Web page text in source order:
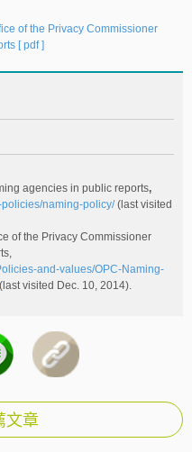
of the Privacy Commissioner
[ pdf ]
agencies in public reports,
naming-policy/(last visited
of the Privacy Commissioner
and-values/OPC-Naming-
visited Dec. 10, 2014).
文章